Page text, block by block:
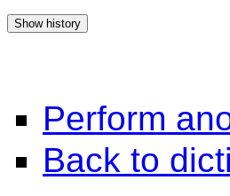
Perform
Back to